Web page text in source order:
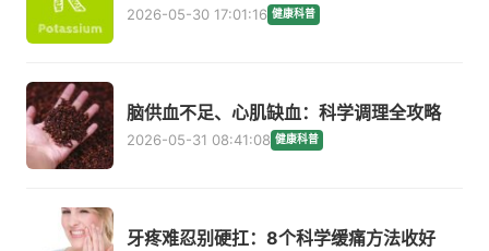
2026-05-30 17:01:16 健康科普
脑供血不足、心肌缺血：科学调理全攻略
2026-05-31 08:41:08 健康科普
牙疼难忍别硬扛：8个科学缓痛方法收好